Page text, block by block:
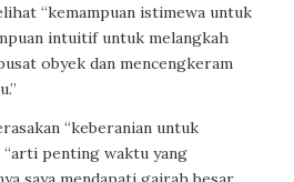
“kemampuan istimewa untuk
intuitif untuk melangkah
obyek dan mencengkeram
“keberanian untuk
“arti penting waktu yang